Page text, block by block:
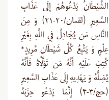
الشَّيْطَانُ يَدْعُوهُمْ إِلَى عَذَابِ
السَّعِيرِ (لقمان/۲۰-۲۱) وَ مِنَ
النَّاسِ مَن يُجَادِلُ فِي اللَّهِ بِغَيْرِ
عِلْمٍ وَ يَتَّبِعُ كُلَّ شَيْطَانٍ مَّرِيدٍ*
كُتِبَ عَلَيْهِ أَنَّهُ مَن تَوَلَّاهُ فَأَنَّهُ
يُضِلُّهُ وَ يَهْدِيهِ إِلَى عَذَابِ السَّعِيرِ
(حج/۳-۴) إِنَّمَا يَدْعُو حِزْبَهُ